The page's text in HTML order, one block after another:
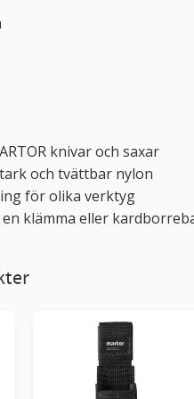
knivar och saxar
och tvättbar nylon
för olika verktyg
en klämma eller